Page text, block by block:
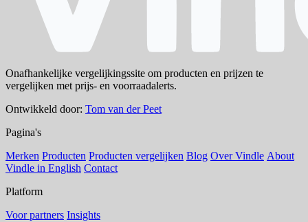
Onafhankelijke vergelijkingssite om producten en prijzen te
vergelijken met prijs- en voorraadalerts.
Ontwikkeld door: Tom van der Peet
Pagina's
Merken Producten Producten vergelijken Blog Over Vindle About
Vindle in English Contact
Platform
Voor partners Insights